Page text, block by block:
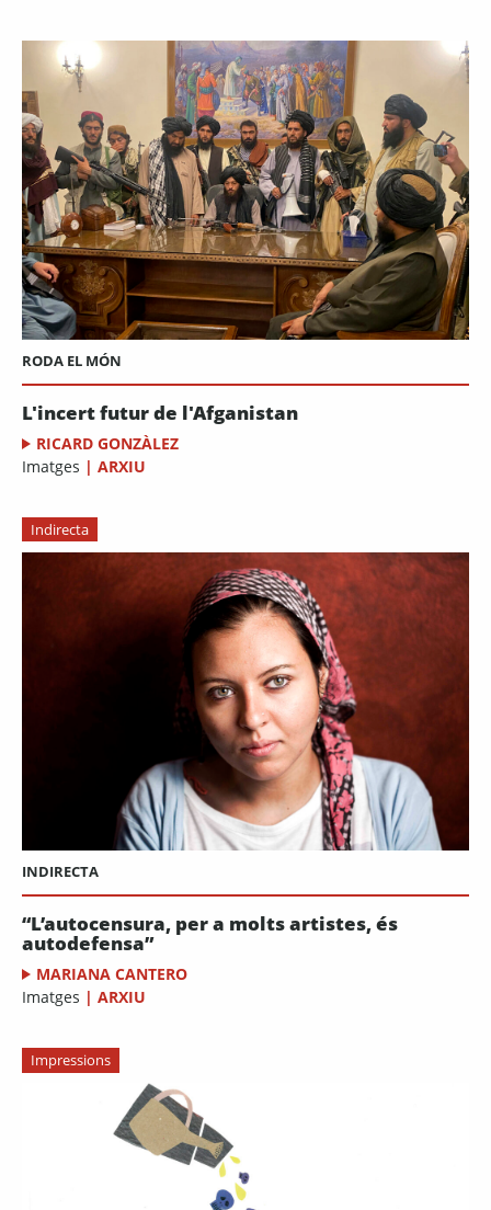
RODA EL MÓN
L'incert futur de l'Afganistan
RICARD GONZÀLEZ
Imatges | ARXIU
Indirecta
INDIRECTA
“L’autocensura, per a molts artistes, és
autodefensa”
MARIANA CANTERO
Imatges | ARXIU
Impressions